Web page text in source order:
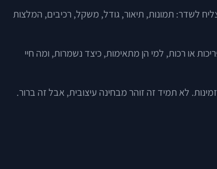
לשדר: תמונות, תיאור, גודל, משקל, רכיבים, המלצות
או רכות, למי הן מתאימות, כיצד נשמרות, ומה חיי
לא תמיד זה זוהר מבחינה עיצובית, אבל זה ברור.